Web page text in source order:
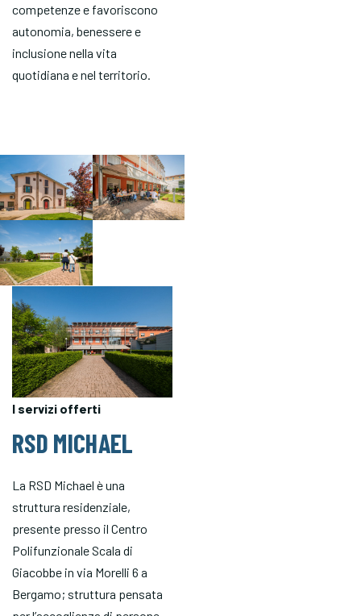
competenze e favoriscono
autonomia, benessere e
inclusione nella vita
quotidiana e nel territorio.
I servizi offerti
RSD MICHAEL
La RSD Michael è una
struttura residenziale,
presente presso il Centro
Polifunzionale Scala di
Giacobbe in via Morelli 6 a
Bergamo; struttura pensata